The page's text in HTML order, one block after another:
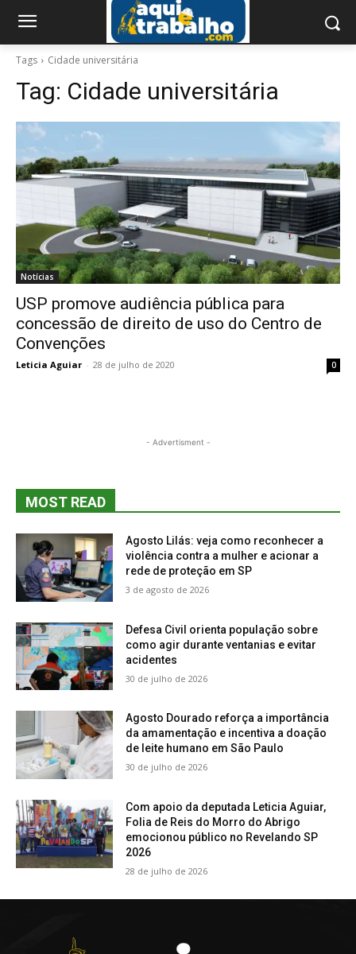
Tags Cidade universitária
Tag: Cidade universitária
Notícias
USP promove audiência pública para
concessão de direito de uso do Centro de
Convenções
Leticia Aguiar - 28 de julho de 2020 0
- Advertisment -
MOST READ
Agosto Lilás: veja como reconhecer a
violência contra a mulher e acionar a
rede de proteção em SP
3 de agosto de 2026
Defesa Civil orienta população sobre
como agir durante ventanias e evitar
acidentes
30 de julho de 2026
Agosto Dourado reforça a importância
da amamentação e incentiva a doação
de leite humano em São Paulo
30 de julho de 2026
Com apoio da deputada Leticia Aguiar,
Folia de Reis do Morro do Abrigo
emocionou público no Revelando SP
2026
28 de julho de 2026